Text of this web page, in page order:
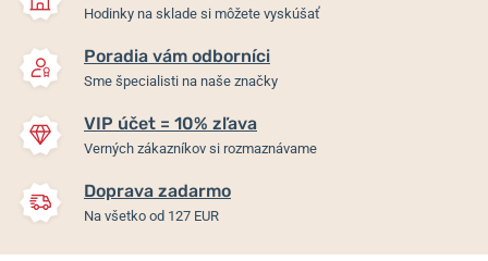
Hodinky na sklade si môžete vyskúšať
Poradia vám odborníci
Sme špecialisti na naše značky
VIP účet = 10% zľava
Verných zákazníkov si rozmaznávame
Doprava zadarmo
Na všetko od 127 EUR